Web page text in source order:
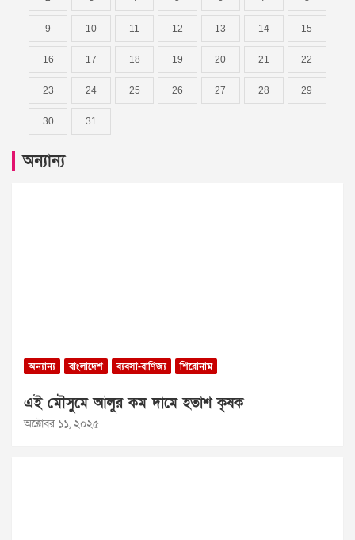
9 10 11 12 13 14 15
16 17 18 19 20 21 22
23 24 25 26 27 28 29
30 31
অন্যান্য
অন্যান্য বাংলাদেশ ব্যবসা-বাণিজ্য শিরোনাম
এই মৌসুমে আলুর কম দামে হতাশ কৃষক
অক্টোবর ১১, ২০২৫